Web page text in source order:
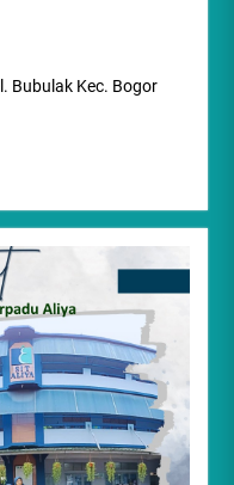
Bubulak Kec. Bogor